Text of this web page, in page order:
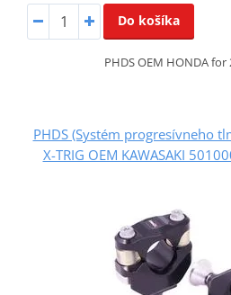
Do košíka
PHDS OEM HONDA
PHDS (Systém progresívneho
X-TRIG OEM KAWASAKI